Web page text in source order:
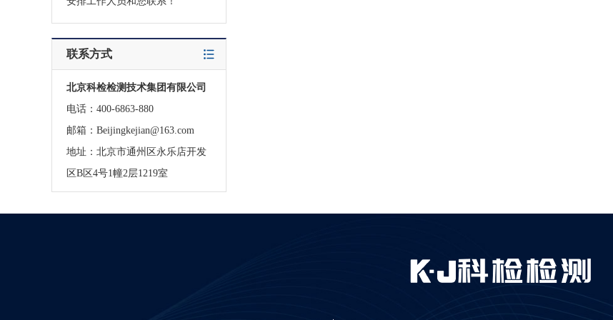
联系方式
北京科检检测技术集团有限公司
电话：400-6863-880
邮箱：Beijingkejian@163.com
地址：北京市通州区永乐店开发
区B区4号1幢2层1219室